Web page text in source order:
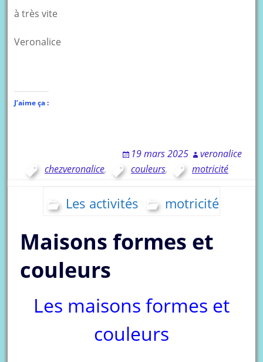
à très vite
Veronalice
J’aime ça :
19 mars 2025
veronalice
chezveronalice, couleurs, motricité
Les activités motricité
Maisons formes et
couleurs
Les maisons formes et
couleurs